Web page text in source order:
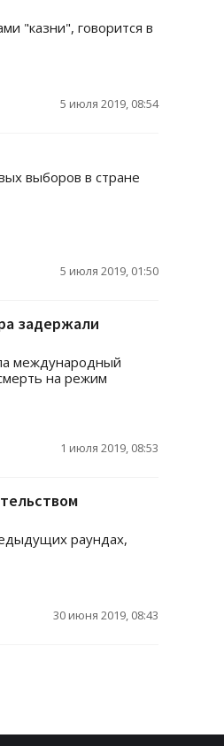
"казни", говорится в
5 июля 2019, 08:54
выборов в стране
5 июля 2019, 01:50
задержали
международный
на режим
1 июля 2019, 08:53
раундах,
30 июня 2019, 08:43